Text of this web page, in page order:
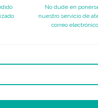
No dude en
nuestro servicio de
correo